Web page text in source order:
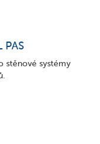
PAS
stěnové systémy